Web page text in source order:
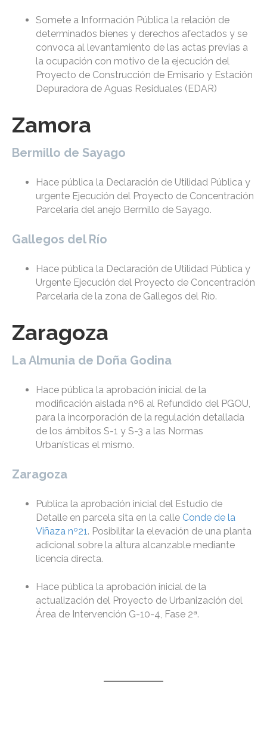
Somete a Información Pública la relación de
determinados bienes y derechos afectados y se
convoca al levantamiento de las actas previas a
la ocupación con motivo de la ejecución del
Proyecto de Construcción de Emisario y Estación
Depuradora de Aguas Residuales (EDAR)
Zamora
Bermillo de Sayago
Hace pública la Declaración de Utilidad Pública y
urgente Ejecución del Proyecto de Concentración
Parcelaria del anejo Bermillo de Sayago.
Gallegos del Río
Hace pública la Declaración de Utilidad Pública y
Urgente Ejecución del Proyecto de Concentración
Parcelaria de la zona de Gallegos del Río.
Zaragoza
La Almunia de Doña Godina
Hace pública la aprobación inicial de la
modificación aislada nº6 al Refundido del PGOU,
para la incorporación de la regulación detallada
de los ámbitos S-1 y S-3 a las Normas
Urbanísticas el mismo.
Zaragoza
Publica la aprobación inicial del Estudio de
Detalle en parcela sita en la calle Conde de la
Viñaza nº21. Posibilitar la elevación de una planta
adicional sobre la altura alcanzable mediante
licencia directa.
Hace pública la aprobación inicial de la
actualización del Proyecto de Urbanización del
Área de Intervención G-10-4, Fase 2ª.